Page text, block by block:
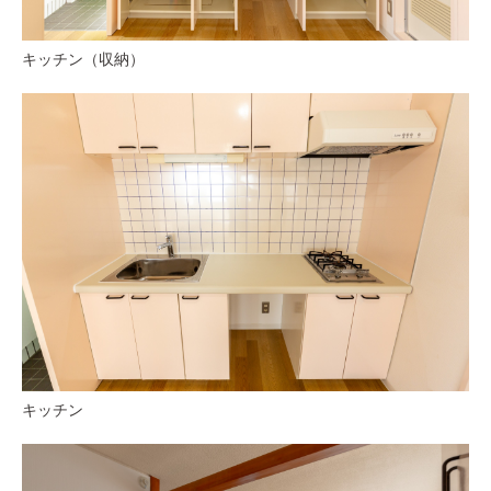
キッチン（収納）
キッチン